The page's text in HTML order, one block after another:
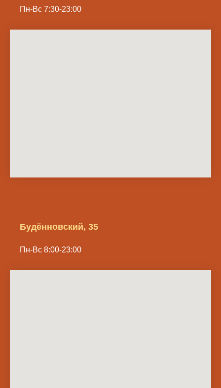
Пн-Вс 7:30-23:00
Будённовский, 35
Пн-Вс 8:00-23:00